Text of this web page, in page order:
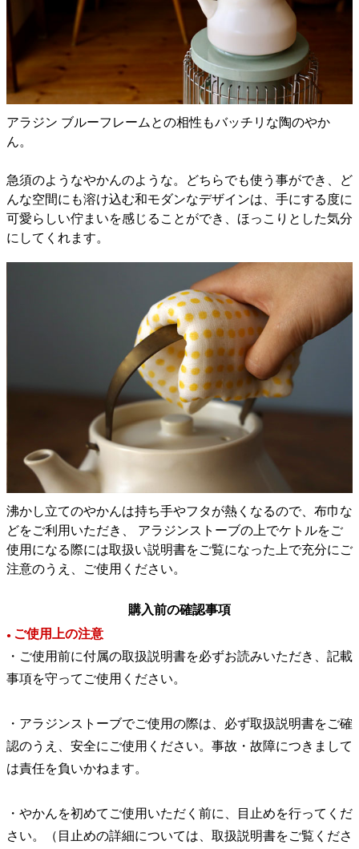
アラジン ブルーフレームとの相性もバッチリな陶のやか
ん。
急須のようなやかんのような。どちらでも使う事ができ、ど
んな空間にも溶け込む和モダンなデザインは、手にする度に
可愛らしい佇まいを感じることができ、ほっこりとした気分
にしてくれます。
沸かし立てのやかんは持ち手やフタが熱くなるので、布巾な
どをご利用いただき、 アラジンストーブの上でケトルをご
使用になる際には取扱い説明書をご覧になった上で充分にご
注意のうえ、ご使用ください。
購入前の確認事項
● ご使用上の注意
・ご使用前に付属の取扱説明書を必ずお読みいただき、記載
事項を守ってご使用ください。
・アラジンストーブでご使用の際は、必ず取扱説明書をご確
認のうえ、安全にご使用ください。事故・故障につきまして
は責任を負いかねます。
・やかんを初めてご使用いただく前に、目止めを行ってくだ
さい。（目止めの詳細については、取扱説明書をご覧くださ